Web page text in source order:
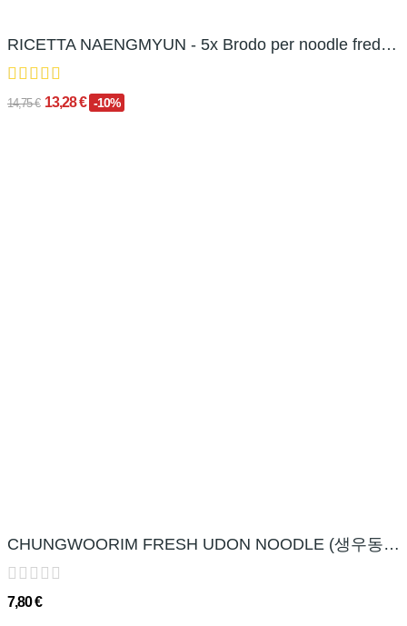
RICETTA NAENGMYUN - 5x Brodo per noodle freddo...
14,75 € 13,28 € -10%
CHUNGWOORIM FRESH UDON NOODLE (생우동짜장면) - 1KG
7,80 €